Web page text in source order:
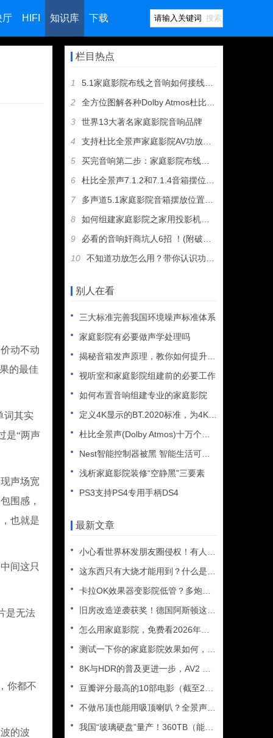
厅 HIFI 知识库 下载 搜索
动不动
的最佳
词其实
是“两声
声场宽
围感，
也就是
间这只
是无法
你都不
的波
栏目热点
1
5.1家庭影院布线之音响如何接线（图文教程）
2
全方位图解各种Dolby Atmos杜比全景声音箱摆位方案
3
世界13大著名家庭影院音响品牌
4
支持杜比全景声家庭影院AV功放和音箱推荐
5
买完音响第二步：家庭影院布线及音箱摆位
6
杜比全景声7.1.2和7.1.4音箱摆位有什么区别
7
多声道5.1家庭影院音箱摆放位置建议
8
如何组建家庭影院之家用投影机选购指南
9
必看的音响奸商坑人6招 ！(附破解招式）
10
不知道功放怎么用？带你认识功放机所有接口
别人在看
三大标准完善我国环境噪声标准体系
家庭影院有必要做声学处理吗
揭秘音箱发声原理，教你如何提升音质！
视听室和家庭影院组建前的必要工作
如何布置音响组建专业的家庭影院
定义4K显示的BT.2020标准，为4K超高清显示设备的普及
杜比全景声(Dolby Atmos)十万个为什么
Nest智能控制器被黑 智能生活可能变得更糟？
浅析家庭影院装修“空静黑”三要素
PS3支持PS4专用手柄DS4
最新文章
小心看世界杯发朋友圈侵权！有人被判赔108万
这东西只有大烧才能用到？什么是XLR接口？平衡音频信号线、低
卡拉OK效果器变影院低管？多炮玩家省钱了，内附调音软件免费下
旧房改造逆袭获奖！德国阿斯顿这套7.2.4全景声私人影院太惊
怎么用家庭影院，免费看2026年世界杯直播？
测试一下你的家庭影院效果如何，bobo精选测试片1~3合集
8K与HDR的普及更进一步，AV2 视频编解码器发布
豆瓣评分最高的10部电影（截至2025年）
不做吊顶也能用吸顶喇叭？全景声天空声道安装教程
我国“玻璃硬盘”量产！360TB（能装2.5万部电影），10